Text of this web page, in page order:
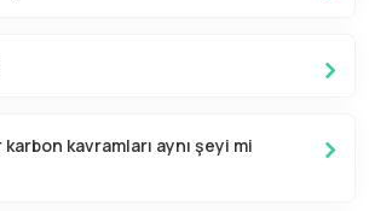
kavramları aynı şeyi mi